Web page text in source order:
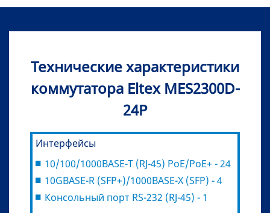
Технические характеристики
коммутатора Eltex MES2300D-
24P
Интерфейсы
10/100/1000BASE-T (RJ-45) PoE/PoE+ - 24
10GBASE-R (SFP+)/1000BASE-X (SFP) - 4
Консольный порт RS-232 (RJ-45) - 1